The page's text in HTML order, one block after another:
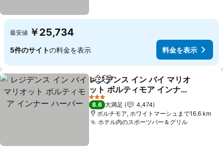
最安値 ￥25,734
5件のサイトの料金を表示 料金を表示
シェアお気に入りに追加
レジデンス イン バイ マリオ
ット ボルティモア インナー
ハーバー
料金を表示
3 ホテルのランク
8.6 大満足
4,474
ボルチモア, ホワイトマーシュまで16.6 km
ホテル内のスポーツバー＆グリル料金を表